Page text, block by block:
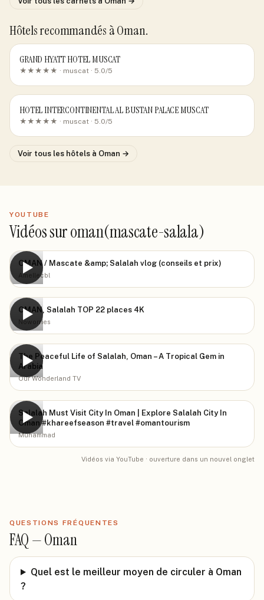
Hôtels recommandés à Oman.
GRAND HYATT HOTEL MUSCAT
★★★★★ · muscat · 5.0/5
HOTEL INTERCONTINENTAL AL BUSTAN PALACE MUSCAT
★★★★★ · muscat · 5.0/5
Voir tous les hôtels à Oman →
YOUTUBE
Vidéos sur oman(mascate-salala)
▶ OMAN / Mascate &amp; Salalah vlog (conseils et prix)
Amellecbl
▶
OMAN, Salalah TOP 22 places 4K
Noworries
▶
The Peaceful Life of Salalah, Oman – A Tropical Gem in
Arabia
Our Wonderland TV
▶
Salalah Must Visit City In Oman | Explore Salalah City In
Oman #khareefseason #travel #omantourism
Muhammad
Vidéos via YouTube · ouverture dans un nouvel onglet
QUESTIONS FRÉQUENTES
FAQ —Oman
Quel est le meilleur moyen de circuler à Oman
?